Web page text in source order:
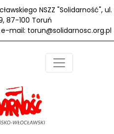
NSZZ "Solidarność", ul.
87-100 Toruń
e-mail: torun@solidarnosc.org.pl